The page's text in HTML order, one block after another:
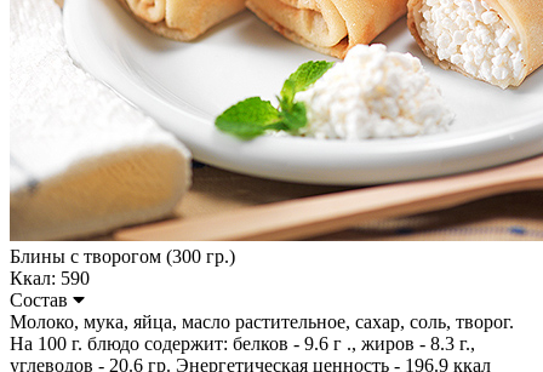
Блины с творогом (300 гр.)
Ккал: 590
Состав
Молоко, мука, яйца, масло растительное, сахар, соль, творог.
На 100 г. блюдо содержит: белков - 9.6 г ., жиров - 8.3 г.,
углеводов - 20.6 гр. Энергетическая ценность - 196.9 ккал